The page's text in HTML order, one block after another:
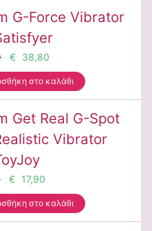
G-Force Vibrator
€ 38,80
στο καλάθι
Get Real G-Spot
Vibrator
€ 17,90
στο καλάθι